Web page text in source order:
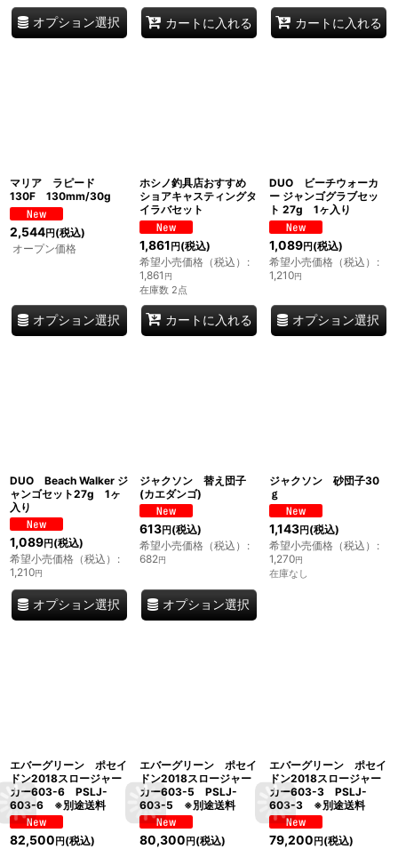
オプション選択 カートに入れる カートに入れる
マリア ラピード
130F 130mm/30g
2,544円 (税込)
オープン価格
オプション選択
ホシノ釣具店おすすめ
ショアキャスティングタ
イラバセット
1,861 円(税込)
希望小売価格（税込） :
1,861 円
在庫数 2点
カートに入れる
DUO ビーチウォーカ
ー ジャンゴグラブセッ
ト 27g 1ヶ入り
1,089円(税込)
希望小売価格（税込） :
1,210円
オプション選択
DUO Beach Walker ジ
ャンゴセット27g 1ヶ
入り
1,089円 (税込)
希望小売価格（税込） :
1,210円
オプション選択
ジャクソン 替え団子
(カエダンゴ)
613円(税込)
希望小売価格（税込） :
682円
オプション選択
ジャクソン 砂団子30
ｇ
1,143円(税込)
希望小売価格（税込） :
1,270円
在庫なし
エバーグリーン ポセイ
ドン2018スロージャー
カー603-6 PSLJ-
603-6 ※別途送料
82,500 円 (税込)
エバーグリーン ポセイ
ドン2018スロージャー
カー603-5 PSLJ-
603-5 ※別途送料
80,300 円(税込)
エバーグリーン ポセイ
ドン2018スロージャー
カー603-3 PSLJ-
603-3 ※別途送料
79,200 円(税込)